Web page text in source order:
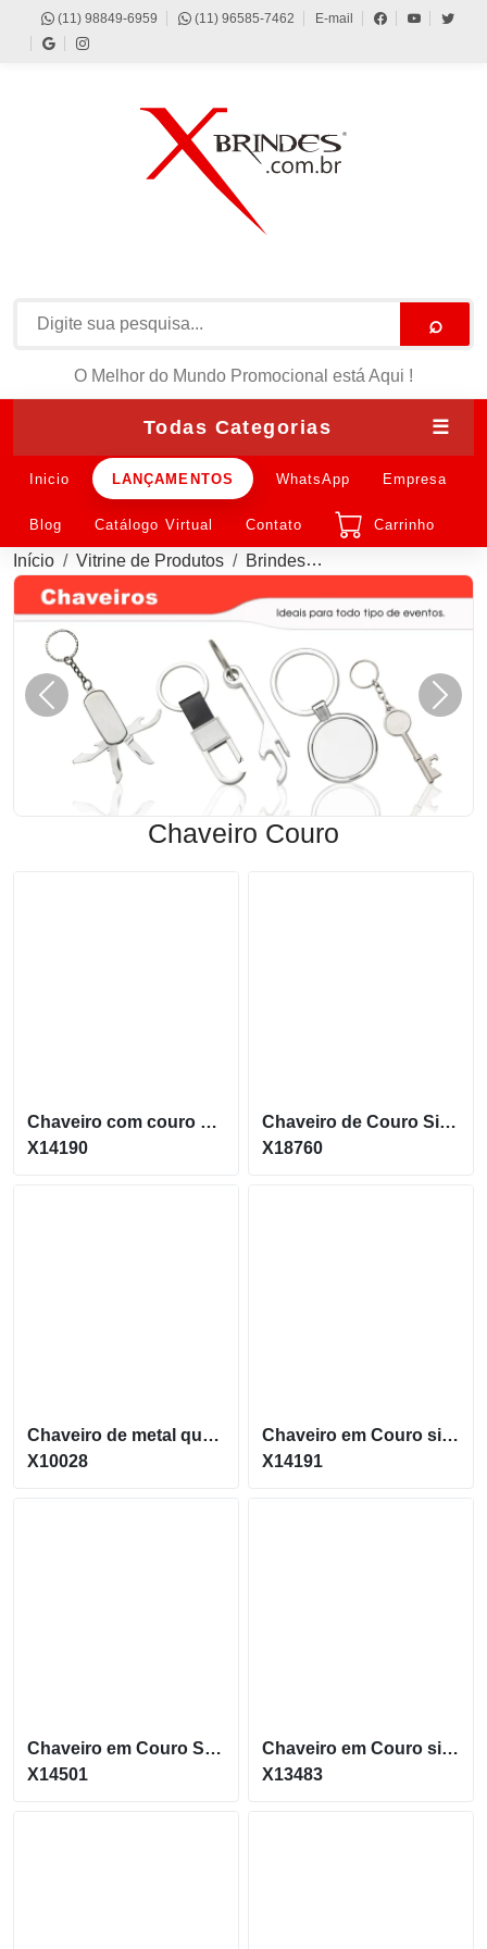
(11) 98849-6959 (11) 96585-7462 E-mail
⌕
O Melhor do Mundo Promocional está Aqui !
Todas Categorias ☰
Inicio LANÇAMENTOS WhatsApp Empresa
Blog Catálogo Virtual Contato Carrinho
Início Vitrine de Produtos Brindes
Anterior
Chaveiro Couro
Chaveiro com couro sintético e argola giratória X14190
X14190
Chaveiro de Couro Sintético com Formato Minimalista X18760
X18760
Chaveiro de metal quadrado com alça de couro X10028
X10028
Chaveiro em Couro sintético com 4 argolas de Metal X14191
X14191
Chaveiro em Couro Sintético com detalhe de Metal Brilhante X14501
X14501
Chaveiro em Couro sintético com detalhe de Metal X13483
X13483